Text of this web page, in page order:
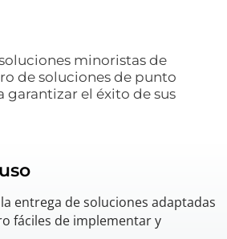
minoristas de
de soluciones de punto
garantizar el éxito de sus
entrega de soluciones adaptadas
fáciles de implementar y